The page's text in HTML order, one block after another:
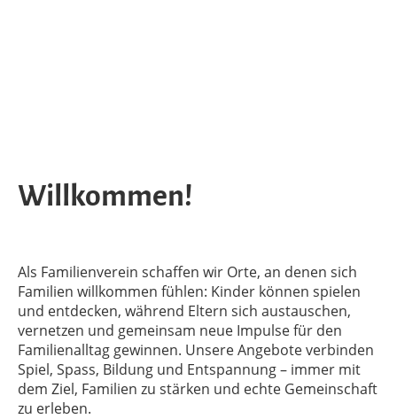
Willkommen!
Als Familienverein schaffen wir Orte, an denen sich
Familien willkommen fühlen: Kinder können spielen
und entdecken, während Eltern sich austauschen,
vernetzen und gemeinsam neue Impulse für den
Familienalltag gewinnen. Unsere Angebote verbinden
Spiel, Spass, Bildung und Entspannung – immer mit
dem Ziel, Familien zu stärken und echte Gemeinschaft
zu erleben.